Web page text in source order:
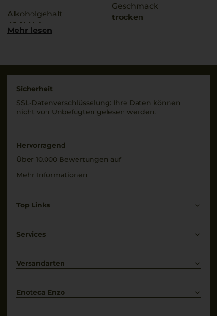
Alkoholgehalt
42 % Vol.
Geschmack
trocken
Mehr lesen
Sicherheit
SSL-Daten­verschlüs­selung: Ihre Daten können
nicht von Unbe­fugten gelesen werden.
Hervorragend
Über 10.000 Bewertungen auf
Mehr Informationen
Top Links
Weißwein
Services
Kontakt
Versandarten
Enoteca Enzo